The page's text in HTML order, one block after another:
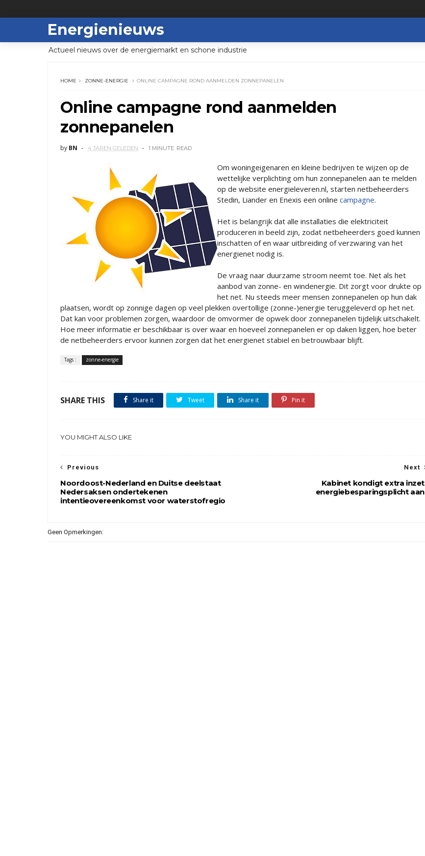
Energienieuws
Actueel nieuws over de energiemarkt en schone industrie
HOME ZONNE-ENERGIE ONLINE CAMPAGNE ROND AANMELDEN ZONNEPANELEN
Online campagne rond aanmelden
zonnepanelen
by BN 4 JAREN GELEDEN 1 MINUTE READ
Om woningeigenaren en kleine bedrijven te wijzen op de
wettelijke verplichting om hun zonnepanelen aan te melden
op de website energieleveren.nl, starten netbeheerders
Stedin, Liander en Enexis een online campagne.
Het is belangrijk dat alle installaties die elektriciteit
produceren in beeld zijn, zodat netbeheerders goed kunnen
inschatten of en waar uitbreiding of verzwaring van het
energienet nodig is.
De vraag naar duurzame stroom neemt toe. Net als het
aanbod van zonne- en windenergie. Dit zorgt voor drukte op
het net. Nu steeds meer mensen zonnepanelen op hun dak
plaatsen, wordt op zonnige dagen op veel plekken overtollige (zonne-)energie teruggeleverd op het net.
Dat kan voor problemen zorgen, waardoor de omvormer de opwek door zonnepanelen tijdelijk uitschakelt.
Hoe meer informatie er beschikbaar is over waar en hoeveel zonnepanelen er op daken liggen, hoe beter
de netbeheerders ervoor kunnen zorgen dat het energienet stabiel en betrouwbaar blijft.
Tags : zonne-energie
SHARE THIS Share it Tweet Share it Pin it
YOU MIGHT ALSO LIKE
Next
Kabinet kondigt extra inzet
energiebesparingsplicht aan
Previous
Noordoost-Nederland en Duitse deelstaat
Nedersaksen ondertekenen
intentieovereenkomst voor waterstofregio
Geen Opmerkingen: